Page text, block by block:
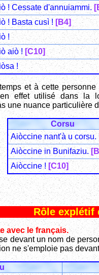
! Cessate d'annuiammi.
! Basta cusì ! [B4]
!
aiò ! [C10]
!
et à cette
effet utilisé dans la
une nuance particulière
Corsu
Aiòccine nant'à u corsu.
Aiòccine in Bunifaziu.
Aiòccine ! [C10]
Rôle explétif
avec le français.
devant un nom de
ne s'emploie pas